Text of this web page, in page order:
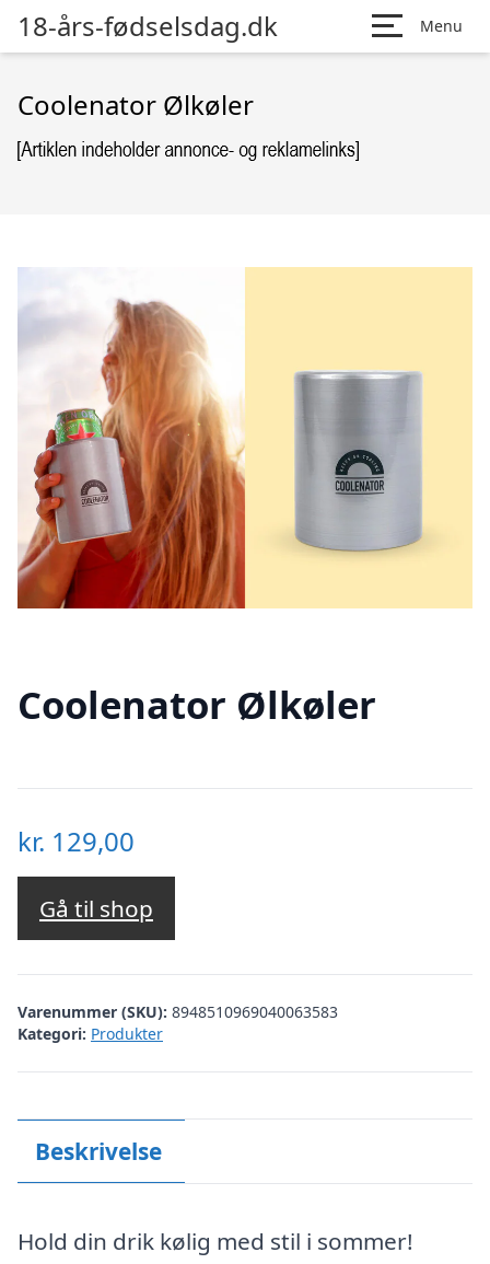
18-års-fødselsdag.dk Menu
Coolenator Ølkøler
Coolenator Ølkøler
kr. 129,00
Gå til shop
Varenummer (SKU): 8948510969040063583
Kategori: Produkter
Beskrivelse
Hold din drik kølig med stil i sommer!